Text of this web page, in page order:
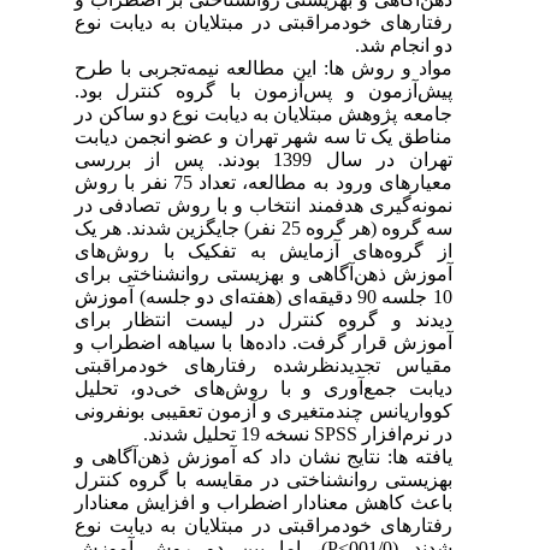
رفتارهای خودمراقبتی در مبتلایان به دیابت نوع
دو انجام شد.
مواد و روش ها: این مطالعه نیمه‌تجربی با طرح
پیش‌آزمون و پس‌آزمون با گروه کنترل بود.
جامعه پژوهش مبتلایان به دیابت نوع دو ساکن در
مناطق یک تا سه شهر تهران و عضو انجمن دیابت
تهران در سال 1399 بودند. پس از بررسی
معیارهای ورود به مطالعه، تعداد 75 نفر با روش
نمونه‌گیری هدفمند انتخاب و با روش تصادفی در
سه گروه (هر گروه 25 نفر) جایگزین شدند. هر یک
از گروه‌های آزمایش به تفکیک با روش‌های
آموزش ذهن‌آگاهی و بهزیستی روانشناختی برای
10 جلسه 90 دقیقه‌ای (هفته‌ای دو جلسه) آموزش
دیدند و گروه کنترل در لیست انتظار برای
آموزش قرار گرفت. داده‌ها با سیاهه اضطراب و
مقیاس تجدیدنظرشده رفتارهای خودمراقبتی
دیابت جمع‌آوری و با روش‌های خی‌دو، تحلیل
کوواریانس چندمتغیری و آزمون تعقیبی بونفرونی
در نرم‌افزار SPSS نسخه 19 تحلیل شدند.
یافته ها: نتایج نشان داد که آموزش ذهن‌آگاهی و
بهزیستی روانشناختی در مقایسه با گروه کنترل
باعث کاهش معنادار اضطراب و افزایش معنادار
رفتارهای خودمراقبتی در مبتلایان به دیابت نوع